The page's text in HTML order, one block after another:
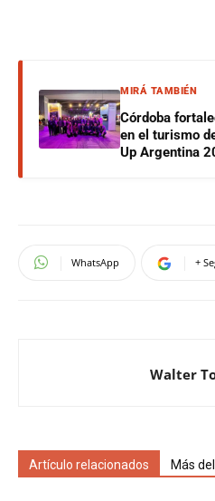
MIRÁ TAMBIÉN
Córdoba
en el turismo
Up Argentina
WhatsApp +
Walter
Artículo relacionados Más